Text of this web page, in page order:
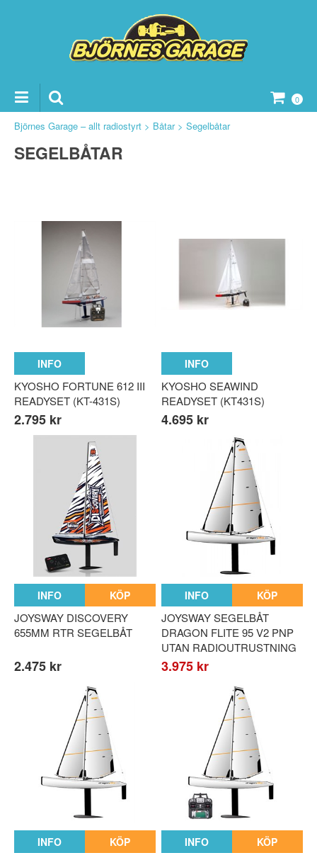
0
Björnes Garage – allt radiostyrt > Båtar> Segelbåtar
SEGELBÅTAR
INFO
KYOSHO FORTUNE 612 III
READYSET (KT-431S)
2.795 kr
INFO
KYOSHO SEAWIND
READYSET (KT431S)
4.695 kr
INFO KÖP
JOYSWAY DISCOVERY
655MM RTR SEGELBÅT
2.475 kr
INFO KÖP
JOYSWAY SEGELBÅT
DRAGON FLITE 95 V2 PNP
UTAN RADIOUTRUSTNING
3.975 kr
INFO KÖP INFO KÖP